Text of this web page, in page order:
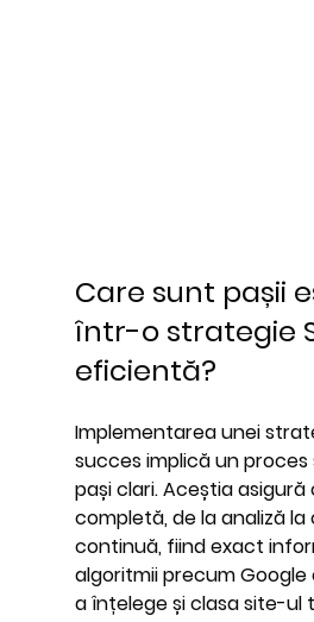
Care sunt pașii
într-o strategie
eficientă?
Implementarea unei
succes implică un
pași clari. Aceștia
completă, de la analiză
continuă, fiind exact
algoritmii precum
a înțelege și clasa site-ul